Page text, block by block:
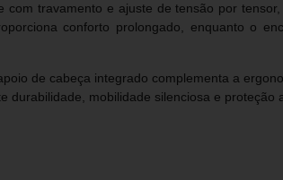
com travamento e ajuste de tensão por
conforto prolongado, enquanto o
de cabeça integrado complementa a
durabilidade, mobilidade silenciosa e proteção